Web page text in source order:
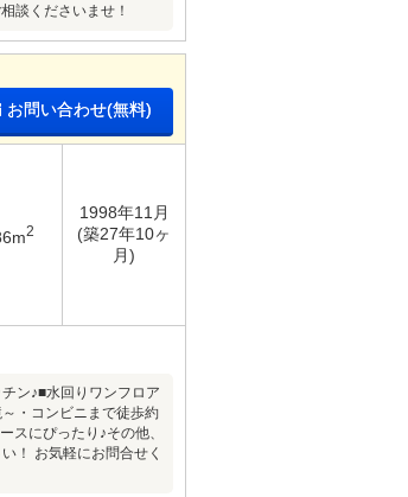
談くださいませ！
お問い合わせ(無料)
2
1998年11月
(築27年10ヶ
月)
ン♪■水回りワンフロア
・コンビニまで徒歩約
スにぴったり♪その他、
！ お気軽にお問合せく